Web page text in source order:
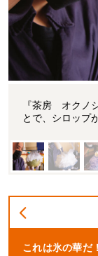
『茶房 オクノ
とで、シロップ
これは氷の華だ